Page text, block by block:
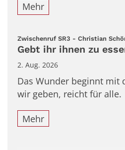
Mehr
Zwischenruf SR3 - Christian
Gebt ihr ihnen zu
2. Aug. 2026
Das Wunder beginnt mit
wir geben, reicht für alle.
Mehr